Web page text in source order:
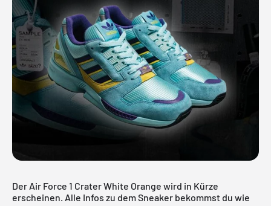
Der Air Force 1 Crater White Orange wird in Kürze
erscheinen. Alle Infos zu dem Sneaker bekommst du wie